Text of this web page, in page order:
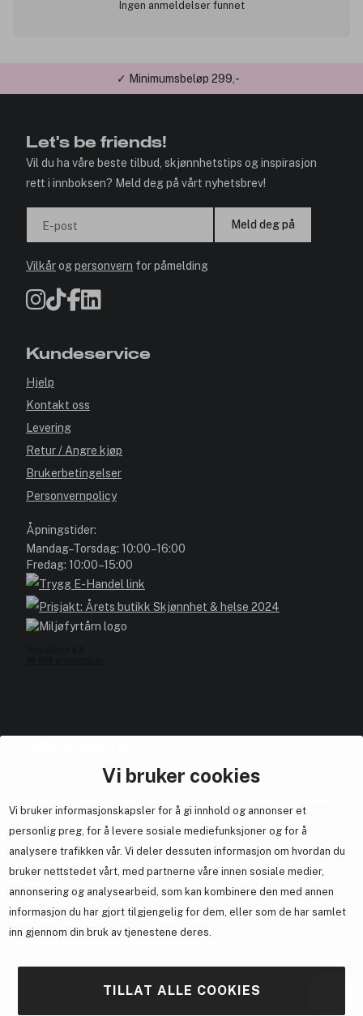
Vi bruker cookies
Vi bruker informasjonskapsler for å gi innhold og annonser et
personlig preg, for å levere sosiale mediefunksjoner og for å
analysere trafikken vår. Vi deler dessuten informasjon om hvordan du
bruker nettstedet vårt, med partnerne våre innen sosiale medier,
annonsering og analysearbeid, som kan kombinere den med annen
informasjon du har gjort tilgjengelig for dem, eller som de har samlet
inn gjennom din bruk av tjenestene deres.
TILLAT ALLE COOKIES
Ingen anmeldelser funnet
✓ Minimumsbeløp 299,-
Let's be friends!
Vil du ha våre beste tilbud, skjønnhetstips og inspirasjon
rett i innboksen? Meld deg på vårt nyhetsbrev!
E-post Meld deg på
Vilkårogpersonvern for påmelding
Kundeservice
Hjelp
Kontakt oss
Levering
Retur / Angre kjøp
Brukerbetingelser
Personvernpolicy
Åpningstider:
Mandag–Torsdag: 10:00–16:00
Fredag: 10:00–15:00